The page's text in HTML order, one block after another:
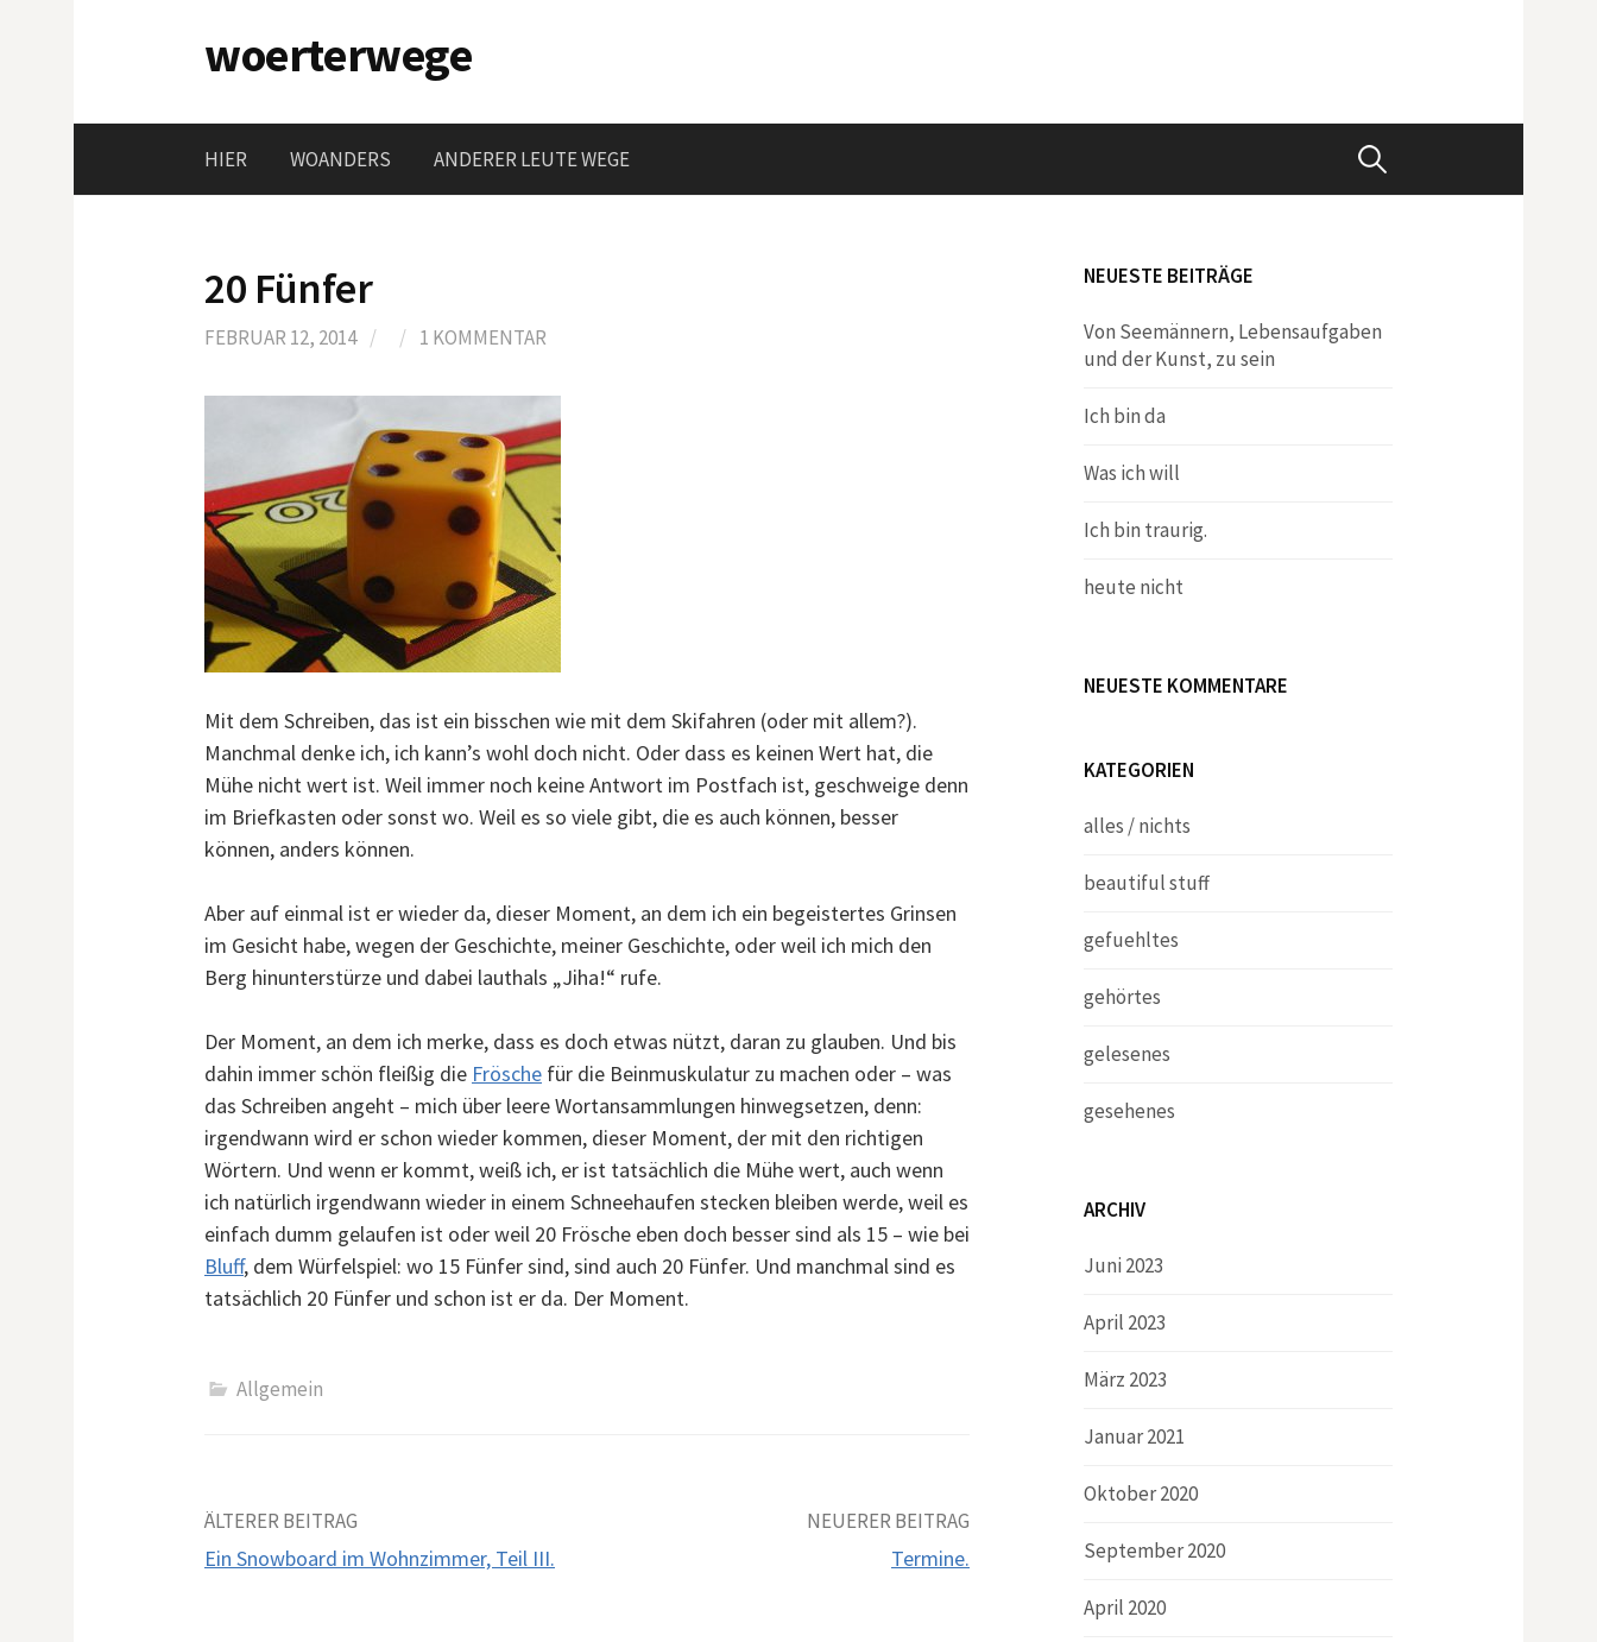
woerterwege
HIER WOANDERS ANDERER LEUTE WEGE Suchen
20 Fünfer
FEBRUAR 12, 2014 / / 1 KOMMENTAR
Mit dem Schreiben, das ist ein bisschen wie mit dem Skifahren (oder mit allem?).
Manchmal denke ich, ich kann’s wohl doch nicht. Oder dass es keinen Wert hat, die
Mühe nicht wert ist. Weil immer noch keine Antwort im Postfach ist, geschweige denn
im Briefkasten oder sonst wo. Weil es so viele gibt, die es auch können, besser
können, anders können.
Aber auf einmal ist er wieder da, dieser Moment, an dem ich ein begeistertes Grinsen
im Gesicht habe, wegen der Geschichte, meiner Geschichte, oder weil ich mich den
Berg hinunterstürze und dabei lauthals „Jiha!“ rufe.
Der Moment, an dem ich merke, dass es doch etwas nützt, daran zu glauben. Und bis
dahin immer schön fleißig die Frösche für die Beinmuskulatur zu machen oder – was
das Schreiben angeht – mich über leere Wortansammlungen hinwegsetzen, denn:
irgendwann wird er schon wieder kommen, dieser Moment, der mit den richtigen
Wörtern. Und wenn er kommt, weiß ich, er ist tatsächlich die Mühe wert, auch wenn
ich natürlich irgendwann wieder in einem Schneehaufen stecken bleiben werde, weil es
einfach dumm gelaufen ist oder weil 20 Frösche eben doch besser sind als 15 – wie bei
Bluff, dem Würfelspiel: wo 15 Fünfer sind, sind auch 20 Fünfer. Und manchmal sind es
tatsächlich 20 Fünfer und schon ist er da. Der Moment.
Allgemein
Beitrags-
ÄLTERER BEITRAG
Ein Snowboard im Wohnzimmer, Teil III.
NEUERER BEITRAG
Termine.
NEUESTE BEITRÄGE
Von Seemännern, Lebensaufgaben
und der Kunst, zu sein
Ich bin da
Was ich will
Ich bin traurig.
heute nicht
NEUESTE KOMMENTARE
KATEGORIEN
alles / nichts
beautiful stuff
gefuehltes
gehörtes
gelesenes
gesehenes
ARCHIV
Juni 2023
April 2023
März 2023
Januar 2021
Oktober 2020
September 2020
April 2020